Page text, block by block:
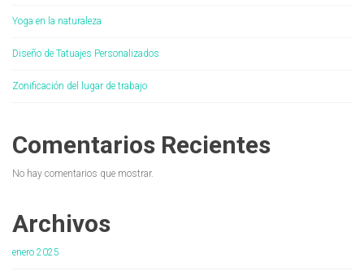
Yoga en la naturaleza
Diseño de Tatuajes Personalizados
Zonificación del lugar de trabajo
Comentarios Recientes
No hay comentarios que mostrar.
Archivos
enero 2025